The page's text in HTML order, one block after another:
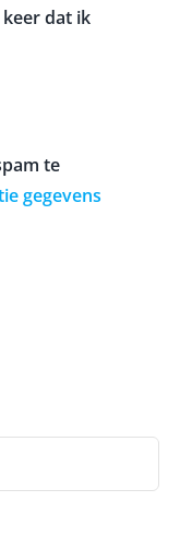
dat ik
te
gegevens